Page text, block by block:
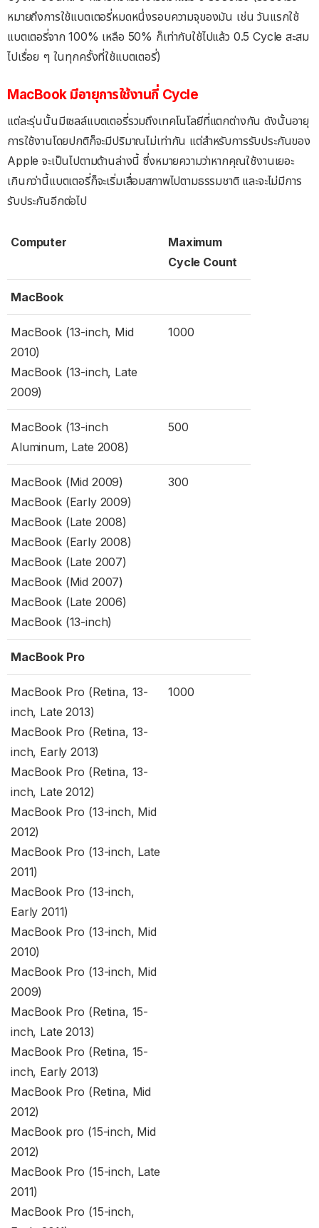
หมายถึงการใช้แบตเตอรี่หมดหนึ่งรอบความจุของมัน เช่น วันแรกใช้
แบตเตอรี่จาก 100% เหลือ 50% ก็เท่ากับใช้ไปแล้ว 0.5 Cycle สะสม
ไปเรื่อย ๆ ในทุกครั้งที่ใช้แบตเตอรี่)
MacBook มีอายุการใช้งานกี่ Cycle
แต่ละรุ่นนั้นมีเซลล์แบตเตอรี่รวมถึงเทคโนโลยีที่แตกต่างกัน ดังนั้นอายุ
การใช้งานโดยปกติก็จะมีปริมาณไม่เท่ากัน แต่สำหรับการรับประกันของ
Apple จะเป็นไปตามด้านล่างนี้ ซึ่งหมายความว่าหากคุณใช้งานเยอะ
เกินกว่านี้แบตเตอรี่ก็จะเริ่มเสื่อมสภาพไปตามธรรมชาติ และจะไม่มีการ
รับประกันอีกต่อไป
Computer
Maximum
Cycle Count
MacBook
MacBook (13-inch, Mid
2010)
MacBook (13-inch, Late
2009)
1000
MacBook (13-inch
Aluminum, Late 2008)
500
MacBook (Mid 2009)
MacBook (Early 2009)
MacBook (Late 2008)
MacBook (Early 2008)
MacBook (Late 2007)
MacBook (Mid 2007)
MacBook (Late 2006)
MacBook (13-inch)
300
MacBook Pro
MacBook Pro (Retina, 13-
inch, Late 2013)
MacBook Pro (Retina, 13-
inch, Early 2013)
MacBook Pro (Retina, 13-
inch, Late 2012)
MacBook Pro (13-inch, Mid
2012)
MacBook Pro (13-inch, Late
2011)
MacBook Pro (13-inch,
Early 2011)
MacBook Pro (13-inch, Mid
2010)
MacBook Pro (13-inch, Mid
2009)
MacBook Pro (Retina, 15-
inch, Late 2013)
MacBook Pro (Retina, 15-
inch, Early 2013)
MacBook Pro (Retina, Mid
2012)
MacBook pro (15-inch, Mid
2012)
MacBook Pro (15-inch, Late
2011)
MacBook Pro (15-inch,
1000